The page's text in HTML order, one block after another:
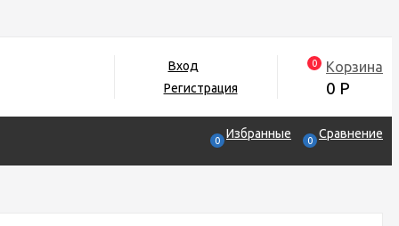
Вход
Регистрация
0 Корзина
0 Р
0 Избранные 0 Сравнение